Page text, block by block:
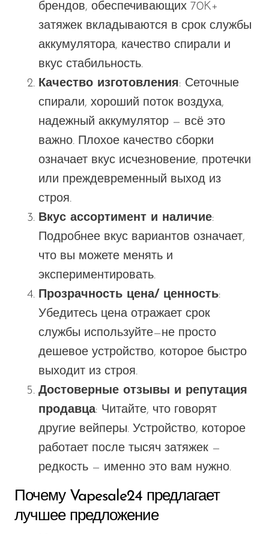
брендов, обеспечивающих 70K+
затяжек вкладываются в срок службы
аккумулятора, качество спирали и
вкус стабильность.
Качество изготовления: Сеточные
спирали, хороший поток воздуха,
надежный аккумулятор — всё это
важно. Плохое качество сборки
означает вкус исчезновение, протечки
или преждевременный выход из
строя.
Вкус ассортимент и наличие:
Подробнее вкус вариантов означает,
что вы можете менять и
экспериментировать.
Прозрачность цена/ ценность:
Убедитесь цена отражает срок
службы используйте—не просто
дешевое устройство, которое быстро
выходит из строя.
Достоверные отзывы и репутация
продавца: Читайте, что говорят
другие вейперы. Устройство, которое
работает после тысяч затяжек —
редкость — именно это вам нужно.
Почему Vapesale24 предлагает
лучшее предложение